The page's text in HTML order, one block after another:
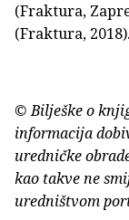
(Fraktura,
(Fraktura, 2018).
© Bilješke o
informacija
uredničke
kao takve ne
uredništvom